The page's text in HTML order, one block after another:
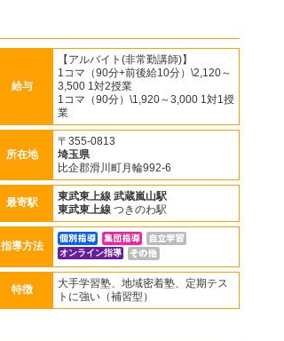
給与
【アルバイト(非常勤講師)】
1コマ（90分+前後給10分）\2,120～
3,500 1対2授業
1コマ（90分）\1,920～3,000 1対1授
業
所在地
〒355-0813
埼玉県
比企郡滑川町月輪992-6
最寄駅
東武東上線 武蔵嵐山駅
東武東上線 つきのわ駅
指導方法
オンライン指導
特徴
大手学習塾、地域密着塾、定期テス
トに強い（補習型）